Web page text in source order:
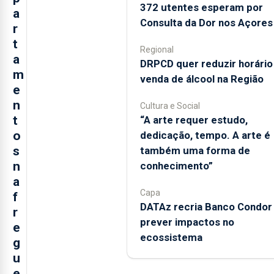
a
r
t
a
m
e
n
t
o
s
n
a
f
r
e
g
u
372 utentes esperam por
Consulta da Dor nos Açores
Regional
DRPCD quer reduzir
venda de álcool na Região
Cultura e Social
“A arte requer estudo,
dedicação, tempo. A arte é
também uma forma de
conhecimento”
Capa
DATAz recria Banco
prever impactos no
ecossistema